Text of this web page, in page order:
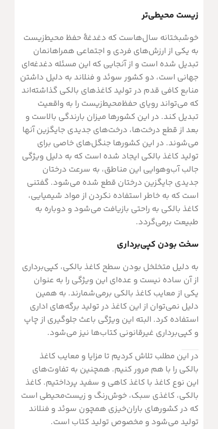
زیست محیطی‌تر
خوشبختانه سال‌هاست که دغدغۀ حفظ محیط‌زیست
به یکی از ارزش‌های فردی و اجتماعی همراهانمان
تبدیل شده است و از آنجایی که این مسئله دغدغه‌ای
جهانی است، دو کشور سوئد و فنلاند به دلیل داشتن
منابع کافی قدم در تولید کاغذهای بالکی گذاشته‌اند
که می‌تواند رویای حفظ‌محیط‌زیست را به واقعیت
تبدیل کند. در این کشورها میزان بارندگی بالاست و
بعد از قطع درخت‌ها، درخت‌های جدیدی جایگزین آنها
می‌شوند. در این کشورها جنگل‌های خاصی برای
تولید کاغذ بالکی ایجاد شده است که به دلیل ویژگی
جالب آب‌وهوایی این مناطق، به سرعت درختان
جدیدی جایگزین درختان قطع شده می‌شود. گفتنی
است که به خاطر استفاده نکردن از مواد شیمیایی،
کاغذ بالکی به راحتی بازیافت می‌شود و دوباره به
طبیعت برمی‌گردد.
سخت بودن کپی‌برداری
به دلیل متخلخل بودن سطح کاغذ بالکی، کپی‌برداری
از آن ساده نیست و عده‌ای این ویژگی را به عنوان
یکی از معایب کاغذ بالکی برمی‌شمارند. به همین
دلیل نمی‌توان از این کاغذ در تولید برگه‌های اداری
استفاده کرد. البته این ویژگی باعث جلوگیری از چاپ
و کپی‌برداری غیرقانونی کتاب‌ها نیز می‌شود.
در این مطلب تلاش کردیم تا مزایا و معایب کاغذ
بالکی را با هم مرور کنیم. همچنین به تفاوت‌های
این نوع کاغذ با کاغذ کاهی و سفید پرداختیم. کاغذ
بالکی، کاغذی سبک، خوش‌رنگ و زیست‌محیطی‌ است
که در کشورهای باران‌خیزی همچون سوئد و فنلاند
تولید می‌شود و مخصوص تولید کتاب است.